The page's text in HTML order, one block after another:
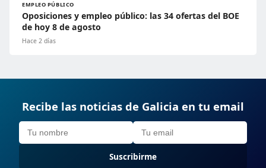
EMPLEO PÚBLICO
Oposiciones y empleo público: las 34 ofertas del BOE
de hoy 8 de agosto
Hace 2 días
Recibe las noticias de Galicia en tu email
Suscribirme